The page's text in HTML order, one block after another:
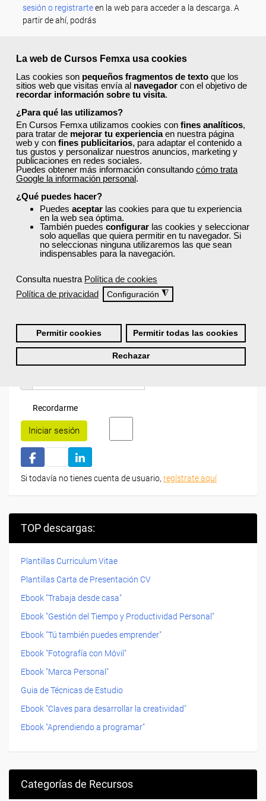
La web de Cursos Femxa usa cookies
Las cookies son pequeños fragmentos de texto que los
sitios web que visitas envía al navegador con el objetivo de
recordar información sobre tu visita.
¿Para qué las utilizamos?
En Cursos Femxa utilizamos cookies con fines analíticos,
para tratar de mejorar tu experienciaen nuestra página
web y con fines publicitarios, para adaptar el contenido a
tus gustos y personalizar nuestros anuncios, marketing y
publicaciones en redes sociales.
Puedes obtener más información consultando cómo trata
Google la información personal.
¿Qué puedes hacer?
Puedes aceptar las cookies para que tu experiencia
en la web sea óptima.
También puedes configurar las cookies y seleccionar
solo aquellas que quiera permitir en tu navegador. Si
no seleccionas ninguna utilizaremos las que sean
indispensables para la navegación.
Consulta nuestra Política de cookies
Política de privacidad
Configuración ◮
Permitir cookies Permitir todas las cookies
Rechazar
sesión o registrarteen la web para acceder a la descarga. A
partir de ahí, podrás
Descargar
Calendario Semanal
Si quieres evitar distracciones,
descárgate nuestro planificador
semanal y ten todas tus tareas en orden. Imprímelo y ponlo
en tu lugar de trabajo, ahorrarás tiempo en saber qué tienes
que hacer cada día y podrás personalizarlo a tu gusto.
Descargar
Inicia sesión:
Recordarme
Iniciar sesión
Si todavía no tienes cuenta de usuario, regístrate aquí
TOP descargas:
Plantillas Curriculum Vitae
Plantillas Carta de Presentación CV
Ebook "Trabaja desde casa"
Ebook "Gestión del Tiempo y Productividad Personal"
Ebook "Tú también puedes emprender"
Ebook "Fotografía con Móvil"
Ebook "Marca Personal"
Guia de Técnicas de Estudio
Ebook "Claves para desarrollar la creatividad"
Ebook "Aprendiendo a programar"
Categorías de Recursos